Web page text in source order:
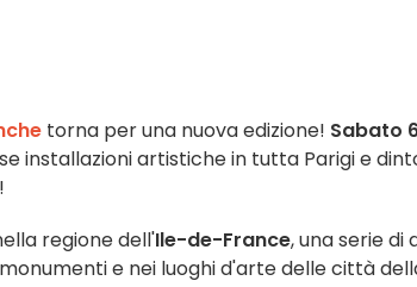
torna per una nuova edizione! Sabato
installazioni artistiche in tutta Parigi e
!
regione dell'Ile-de-France, una serie di
e nei luoghi d'arte delle città